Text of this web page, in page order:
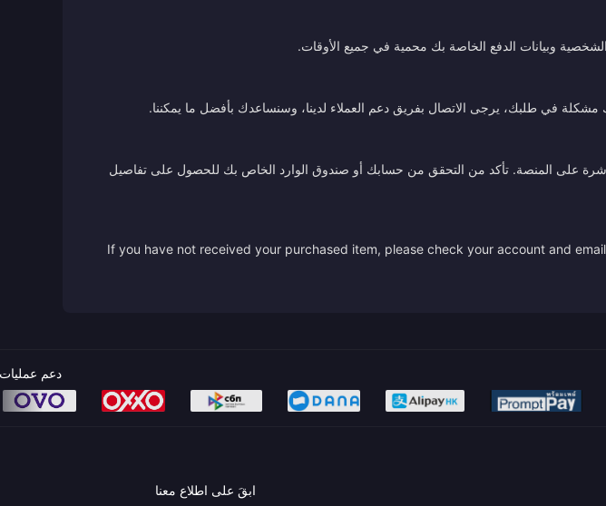
وبيانات الدفع الخاصة بك محمية في جميع الأوقات.
مشكلة في طلبك، يرجى الاتصال بفريق دعم العملاء لدينا، وسنساعدك بأفضل ما يمكننا.
مباشرة على المنصة. تأكد من التحقق من حسابك أو صندوق الوارد الخاص بك للحصول على تفاصيل
If you have not received your purchased item, please check your account and
دعم عمليات
ابقَ على اطلاع معنا